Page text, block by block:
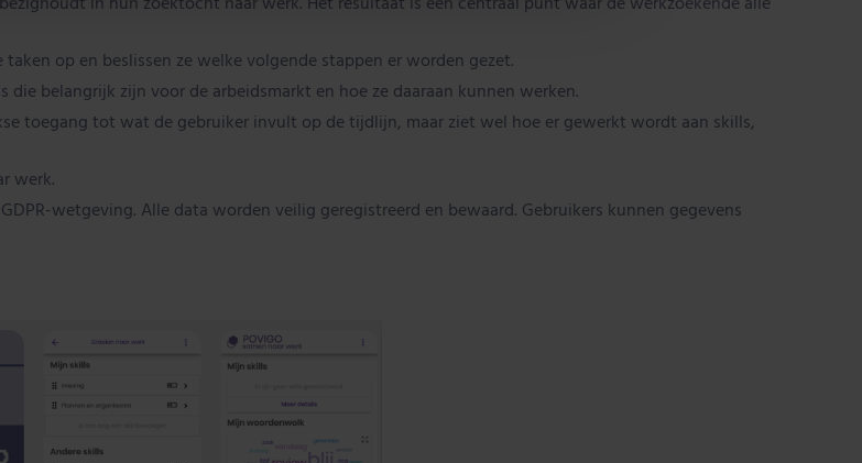
op en beslissen ze welke volgende stappen er worden gezet.
die belangrijk zijn voor de arbeidsmarkt en hoe ze daaraan kunnen werken.
toegang tot wat de gebruiker invult op de tijdlijn, maar ziet wel hoe er gewerkt wordt aan skills,
werk.
wetgeving. Alle data worden veilig geregistreerd en bewaard. Gebruikers kunnen gegevens